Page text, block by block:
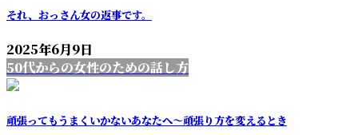
それ、おっさん女の返事です。
2025年6月9日
50代からの女性のための話し方
頑張ってもうまくいかないあなたへ～頑張り方を変えるとき